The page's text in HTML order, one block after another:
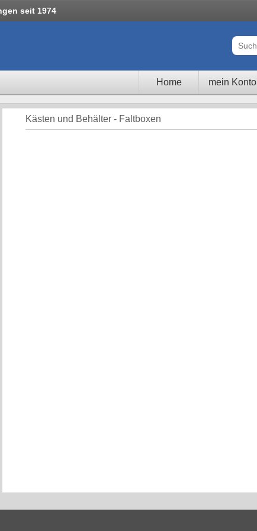
seit 1974
Home mein Konto
Kästen und Behälter - Faltboxen